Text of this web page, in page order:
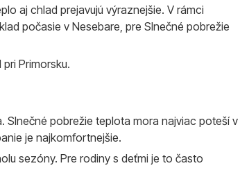
aj chlad prejavujú výraznejšie. V rámci
počasie v Nesebare, pre Slnečné pobrežie
Primorsku.
Slnečné pobrežie teplota mora najviac poteší v
je najkomfortnejšie.
sezóny. Pre rodiny s deťmi je to často